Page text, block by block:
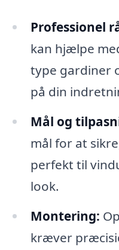
Professionel
kan hjælpe
type gardiner
på din
Mål og
mål for at
perfekt til
look.
Montering:
kræver